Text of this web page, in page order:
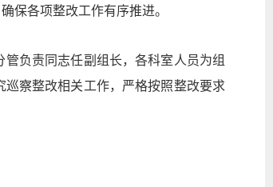
保各项整改工作有序推进。
负责同志任副组长，各科室人员为组
察整改相关工作，严格按照整改要求